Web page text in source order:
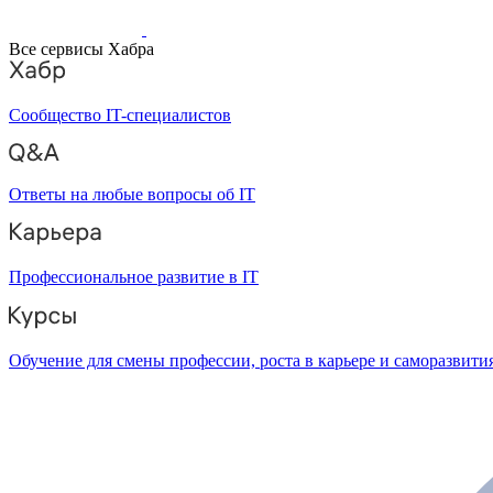
Все сервисы Хабра
Сообщество IT-специалистов
Ответы на любые вопросы об IT
Профессиональное развитие в IT
Обучение для смены профессии, роста в карьере и